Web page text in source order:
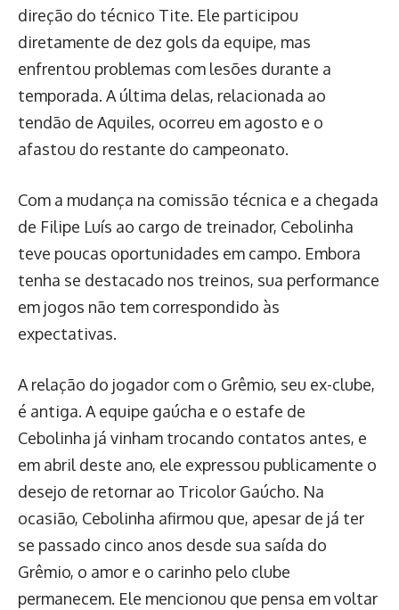
direção do técnico Tite. Ele participou
diretamente de dez gols da equipe, mas
enfrentou problemas com lesões durante a
temporada. A última delas, relacionada ao
tendão de Aquiles, ocorreu em agosto e o
afastou do restante do campeonato.
Com a mudança na comissão técnica e a chegada
de Filipe Luís ao cargo de treinador, Cebolinha
teve poucas oportunidades em campo. Embora
tenha se destacado nos treinos, sua performance
em jogos não tem correspondido às
expectativas.
A relação do jogador com o Grêmio, seu ex-clube,
é antiga. A equipe gaúcha e o estafe de
Cebolinha já vinham trocando contatos antes, e
em abril deste ano, ele expressou publicamente o
desejo de retornar ao Tricolor Gaúcho. Na
ocasião, Cebolinha afirmou que, apesar de já ter
se passado cinco anos desde sua saída do
Grêmio, o amor e o carinho pelo clube
permanecem. Ele mencionou que pensa em voltar